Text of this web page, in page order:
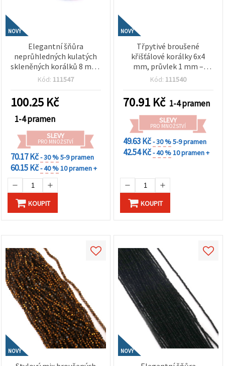
NOVÝ
Elegantní šňůra
neprůhledných kulatých
skleněných korálků 8 mm,
průvlek 1 mm – luxusní
třpytivým AB efektem
(assorted) ~50 ks
Kód: 111547
100.25 Kč
1-4 pramen
SLEVY
PRO MNOŽSTVÍ
70.17 Kč- 30 %5-9 pramen
60.15 Kč- 40 %10 pramen +
KOUPIT
NOVÝ
Třpytivé broušené
křišťálové korálky 6x4
mm, průvlek 1 mm –
elegantní transparentní
Kód: 111540
70.91 Kč 1-4 pramen
SLEVY
PRO MNOŽSTVÍ
49.63 Kč- 30 %5-9 pramen
42.54 Kč- 40 %10 pramen +
KOUPIT
NOVÝ NOVÝ